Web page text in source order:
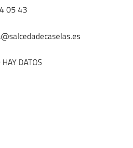
05 43
HAY DATOS